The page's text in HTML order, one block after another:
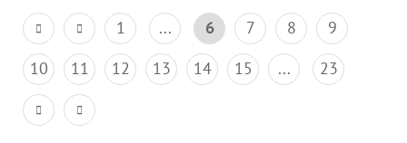
1 ... 6 7 8
9
10
11 12 13 14 15 ... 23